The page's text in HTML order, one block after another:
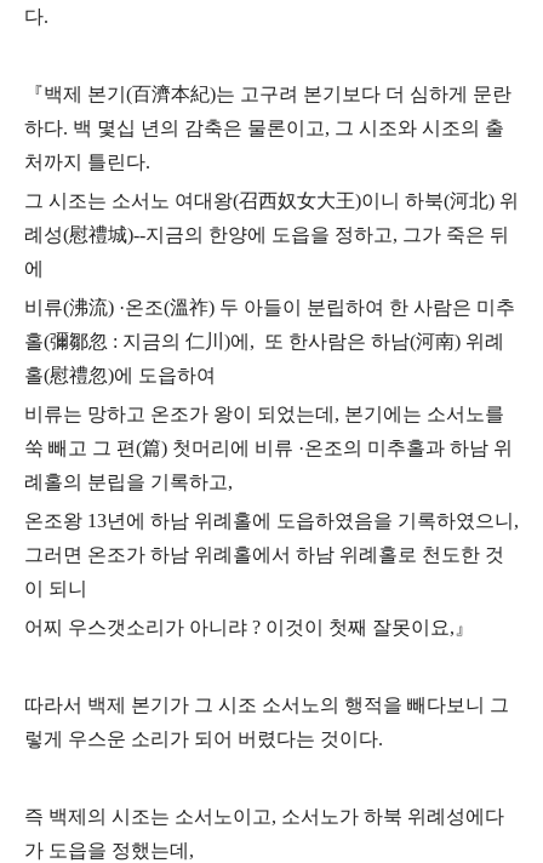
다.
『백제 본기(百濟本紀)는 고구려 본기보다 더 심하게 문란
하다. 백 몇십 년의 감축은 물론이고, 그 시조와 시조의 출
처까지 틀린다.
그 시조는 소서노 여대왕(召西奴女大王)이니 하북(河北) 위
례성(慰禮城)--지금의 한양에 도읍을 정하고, 그가 죽은 뒤
에
비류(沸流) ·온조(溫祚) 두 아들이 분립하여 한 사람은 미추
홀(彌鄒忽 : 지금의 仁川)에,
또 한사람은 하남(河南) 위례
홀(慰禮忽)에 도읍하여
비류는 망하고 온조가 왕이 되었는데, 본기에는 소서노를
쑥 빼고 그 편(篇) 첫머리에 비류 ·온조의 미추홀과 하남 위
례홀의 분립을 기록하고,
온조왕 13년에 하남 위례홀에 도읍하였음을 기록하였으니,
그러면 온조가 하남 위례홀에서 하남 위례홀로 천도한 것
이 되니
어찌 우스갯소리가 아니랴 ? 이것이 첫째 잘못이요,』
따라서 백제 본기가 그 시조 소서노의 행적을 빼다보니 그
렇게 우스운 소리가 되어 버렸다는 것이다.
즉 백제의 시조는 소서노이고, 소서노가 하북 위례성에다
가 도읍을 정했는데,